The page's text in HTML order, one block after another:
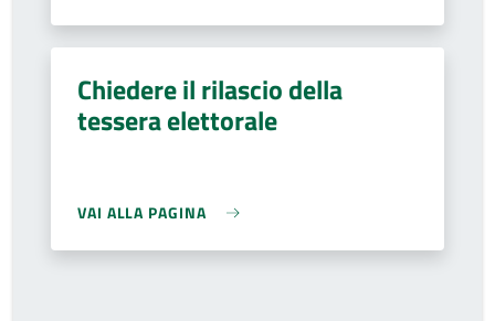
Chiedere il rilascio della
tessera elettorale
VAI ALLA PAGINA